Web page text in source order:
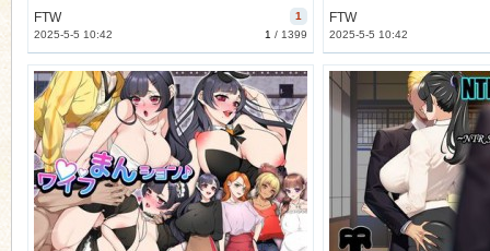
1
FTW
1 / 1399
2025-5-5 10:42
FTW
2025-5-5 10:42